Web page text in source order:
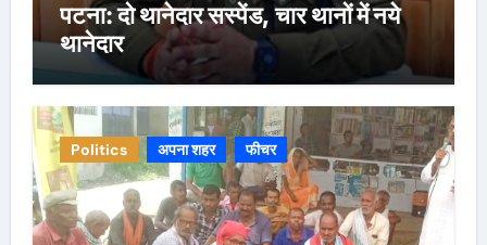
पटना: दो थानेदार सस्पेंड, चार थानों में नये
थानेदार
Politics अपना शहर फीचर